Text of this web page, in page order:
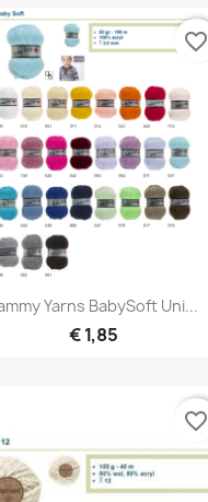
Snel bekijken
Yarns BabySoft Uni...
€ 1,85
favorite_border
favorite_border